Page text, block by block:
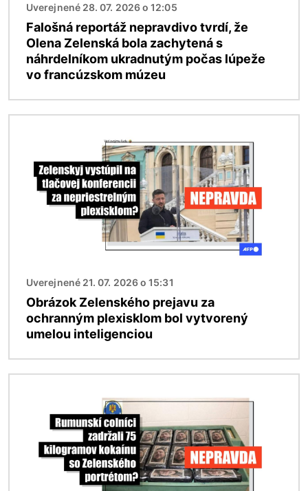
Uverejnené 28. 07. 2026 o 12:05
Falošná reportáž nepravdivo tvrdí, že
Olena Zelenská bola zachytená s
náhrdelníkom ukradnutým počas lúpeže
vo francúzskom múzeu
Uverejnené 21. 07. 2026 o 15:31
Obrázok Zelenského prejavu za
ochranným plexisklom bol vytvorený
umelou inteligenciou